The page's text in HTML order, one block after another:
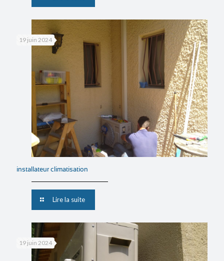
19 juin 2024
installateur climatisation
Lire la suite
19 juin 2024